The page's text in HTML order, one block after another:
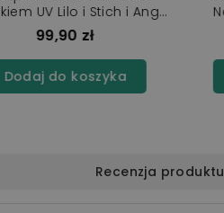
Nadrukiem UV Lilo i Stich i Angel
Serce
99,90 zł
Dodaj do koszyka
Recenzja produktu